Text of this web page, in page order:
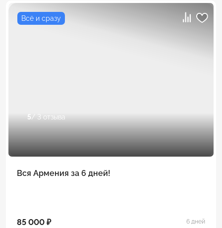
Всё и сразу
5/ 3 отзыва
Вся Армения за 6 дней!
85 000 ₽ 6 дней